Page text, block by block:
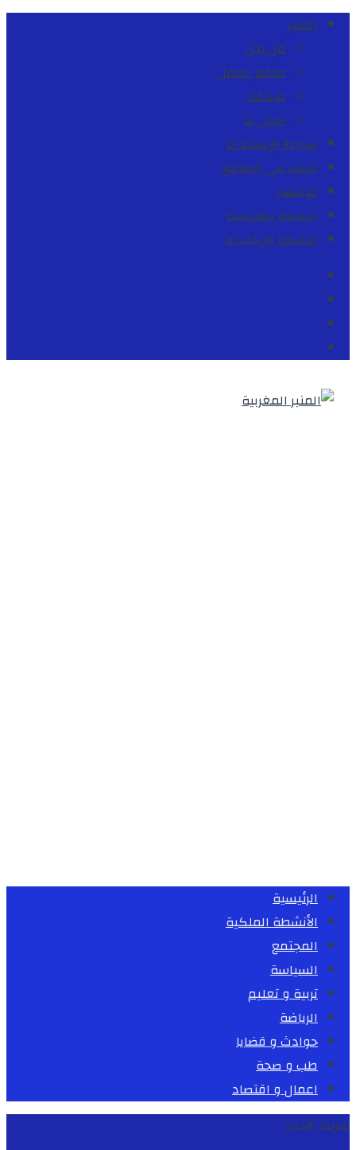
المنبر
من نحن
طاقم العمل
ميثاقنا
اتصل بنا
شروط الإستخدام
للنشر في الموقع
للإشهار
النسخة الفرنسية
النسخة الإنجليزية
الرئيسية
الأنشطة الملكية
المجتمع
السياسة
تربية و تعليم
الرياضة
حوادث و قضايا
طب و صحة
اعمال و اقتصاد
شريط الأخبار